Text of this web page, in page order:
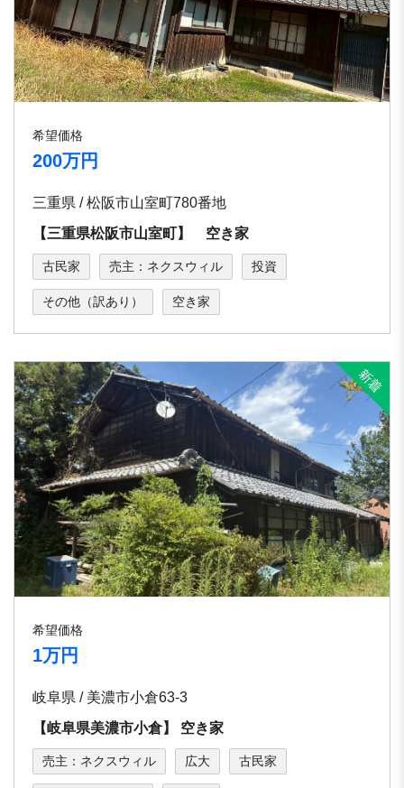
希望価格
200万円
三重県 / 松阪市山室町780番地
【三重県松阪市山室町】 空き家
古民家 売主：ネクスウィル 投資
その他（訳あり） 空き家
希望価格
1万円
岐阜県 / 美濃市小倉63-3
【岐⾩県美濃市⼩倉】 空き家
売主：ネクスウィル 広大 古民家